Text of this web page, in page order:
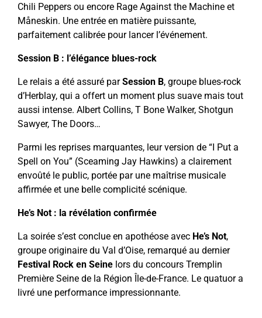
Chili Peppers ou encore Rage Against the Machine et
Måneskin. Une entrée en matière puissante,
parfaitement calibrée pour lancer l’événement.
Session B : l’élégance blues-rock
Le relais a été assuré parSession B, groupe blues-rock
d’Herblay, qui a offert un moment plus suave mais tout
aussi intense. Albert Collins, T Bone Walker, Shotgun
Sawyer, The Doors…
Parmi les reprises marquantes, leur version de “I Put a
Spell on You” (Sceaming Jay Hawkins) a clairement
envoûté le public, portée par une maîtrise musicale
affirmée et une belle complicité scénique.
He’s Not : la révélation confirmée
La soirée s’est conclue en apothéose avec He’s Not,
groupe originaire du Val d’Oise, remarqué au dernier
Festival Rock en Seine lors du concours Tremplin
Première Seine de la Région Île-de-France. Le quatuor a
livré une performance impressionnante.